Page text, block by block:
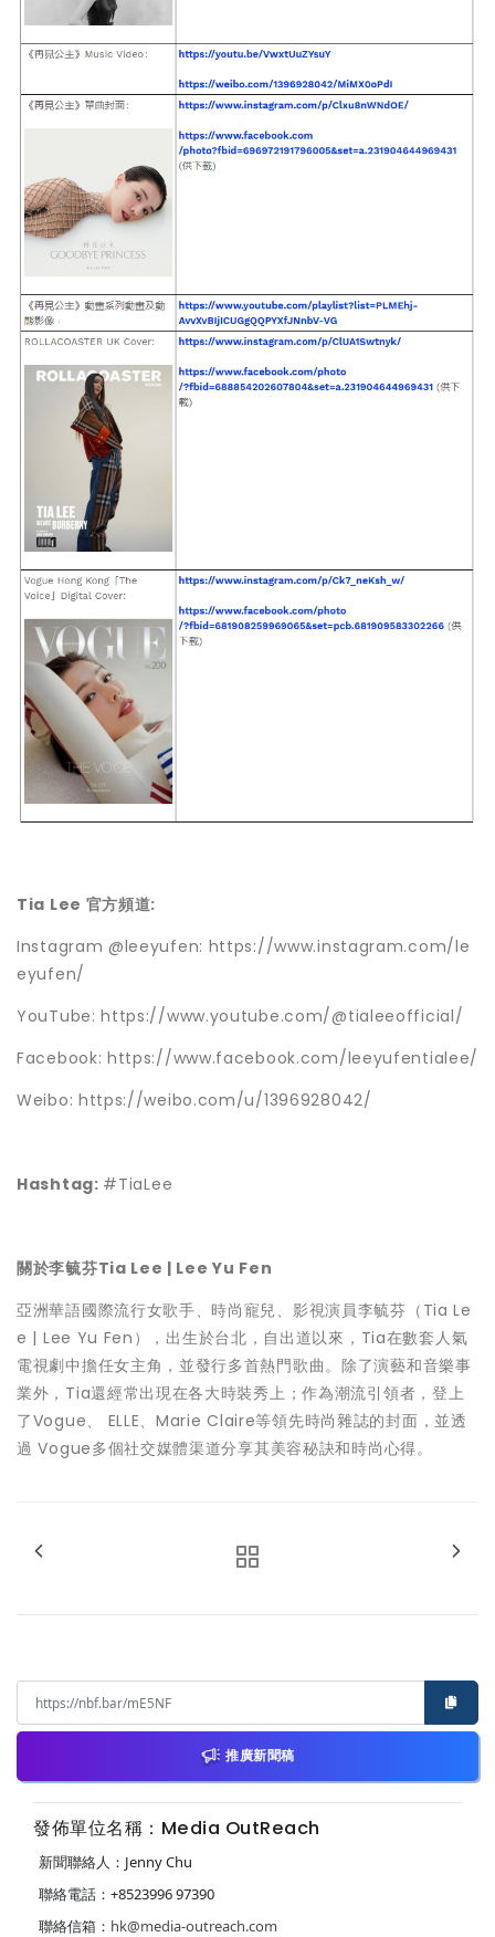
Tia Lee 官方頻道:
Instagram @leeyufen: https://www.instagram.com/le
eyufen/
YouTube: https://www.youtube.com/@tialeeofficial/
Facebook: https://www.facebook.com/leeyufentialee/
Weibo: https://weibo.com/u/1396928042/
Hashtag: #TiaLee
關於李毓芬Tia Lee | Lee Yu Fen
亞洲華語國際流行女歌手、時尚寵兒、影視演員李毓芬（Tia Le
e | Lee Yu Fen），出生於台北，自出道以來，Tia在數套人氣
電視劇中擔任女主角，並發行多首熱門歌曲。除了演藝和音樂事
業外，Tia還經常出現在各大時裝秀上；作為潮流引領者，登上
了Vogue、 ELLE、Marie Claire等領先時尚雜誌的封面，並透
過 Vogue多個社交媒體渠道分享其美容秘訣和時尚心得。
推廣新聞稿
發佈單位名稱：Media OutReach
新聞聯絡人：Jenny Chu
聯絡電話：+8523996 97390
聯絡信箱： hk@media-outreach.com